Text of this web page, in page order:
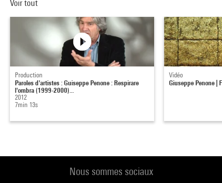
Voir tout
Production
Paroles d'artistes : Guiseppe Penone : Respirare
l'ombra (1999-2000)...
2012
7min 13s
Vidéo
Giuseppe Penone |
Nous sommes sociaux